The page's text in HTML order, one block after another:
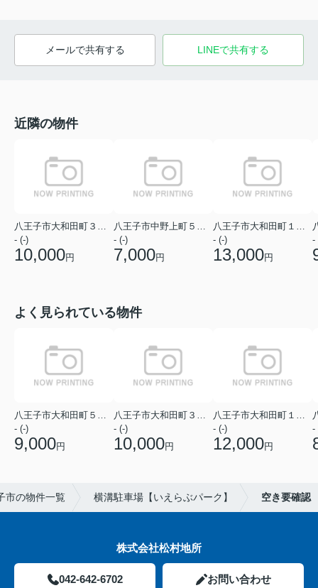
メールで共有する LINEで共有する
近隣の物件
- (-)
10,000円
- (-)
7,000円
- (-)
13,000円
-
よく見られている物件
- (-)
9,000円
- (-)
10,000円
- (-)
12,000円
-
市の物件一覧 横溝駐車場【いえらぶパーク】 空き要確認
株式会社松村地所
042-642-6702 お問い合わせ